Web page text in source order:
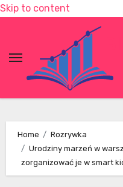
Skip to content
Home
Rozrywka
Urodziny marzeń w
zorganizować je w smart